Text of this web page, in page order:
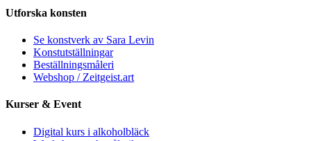
Utforska konsten
Se konstverk av Sara Levin
Konstutställningar
Beställningsmåleri
Webshop / Zeitgeist.art
Kurser & Event
Digital kurs i alkoholbläck